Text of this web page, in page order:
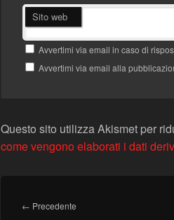
Sito web
Avvertimi via email in caso di
Avvertimi via email alla
Questo sito utilizza Akismet per
come vengono elaborati i dati
articoli
← Precedente